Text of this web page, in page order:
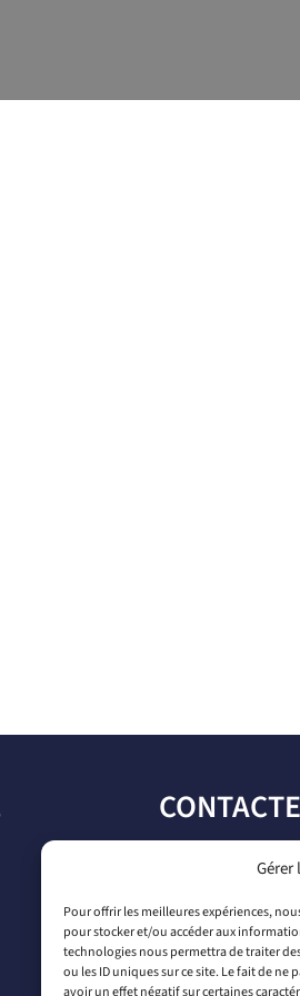
Gérer
Pour offrir les meilleures expériences,
pour stocker et/ou accéder aux
technologies nous permettra de traiter
ou les ID uniques sur ce site. Le fait de
avoir un effet négatif sur certaines
par mail